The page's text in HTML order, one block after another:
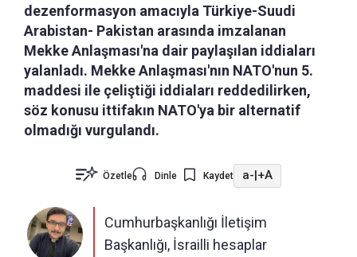
dezenformasyon amacıyla Türkiye-Suudi
Arabistan- Pakistan arasında imzalanan
Mekke Anlaşması'na dair paylaşılan iddiaları
yalanladı. Mekke Anlaşması'nın NATO'nun 5.
maddesi ile çeliştiği iddiaları reddedilirken,
söz konusu ittifakın NATO'ya bir alternatif
olmadığı vurgulandı.
Özetle Dinle Kaydet a-|+A
Cumhurbaşkanlığı İletişim
Başkanlığı, İsrailli hesaplar